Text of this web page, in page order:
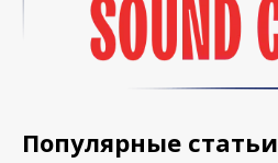
Популярные статьи